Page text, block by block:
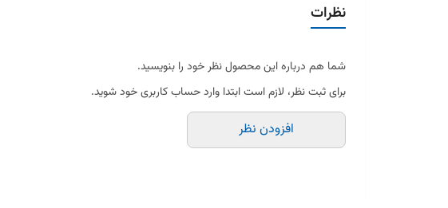
نظرات
شما هم درباره این محصول نظر خود را بنویسید.
برای ثبت نظر، لازم است ابتدا وارد حساب کاربری خود شوید.
افزودن نظر